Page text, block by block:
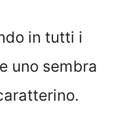
in tutti i
uno sembra